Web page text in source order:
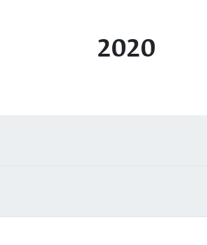
2020